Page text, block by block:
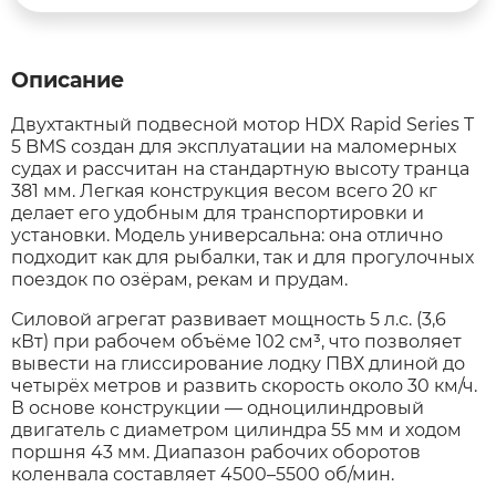
Tribe
Volteco
Voltrix
Wellness
Wenbo
White
Описание
Двухтактный подвесной мотор HDX Rapid Series T
5 BMS создан для эксплуатации на маломерных
судах и рассчитан на стандартную высоту транца
381 мм. Легкая конструкция весом всего 20 кг
делает его удобным для транспортировки и
установки. Модель универсальна: она отлично
подходит как для рыбалки, так и для прогулочных
поездок по озёрам, рекам и прудам.
Силовой агрегат развивает мощность 5 л.с. (3,6
кВт) при рабочем объёме 102 см³, что позволяет
вывести на глиссирование лодку ПВХ длиной до
четырёх метров и развить скорость около 30 км/ч.
В основе конструкции — одноцилиндровый
двигатель с диаметром цилиндра 55 мм и ходом
поршня 43 мм. Диапазон рабочих оборотов
коленвала составляет 4500–5500 об/мин.